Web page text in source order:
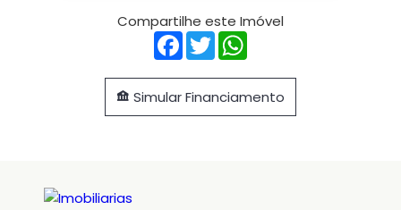
Compartilhe este Imóvel
Facebook
Twitter
Simular Financiamento